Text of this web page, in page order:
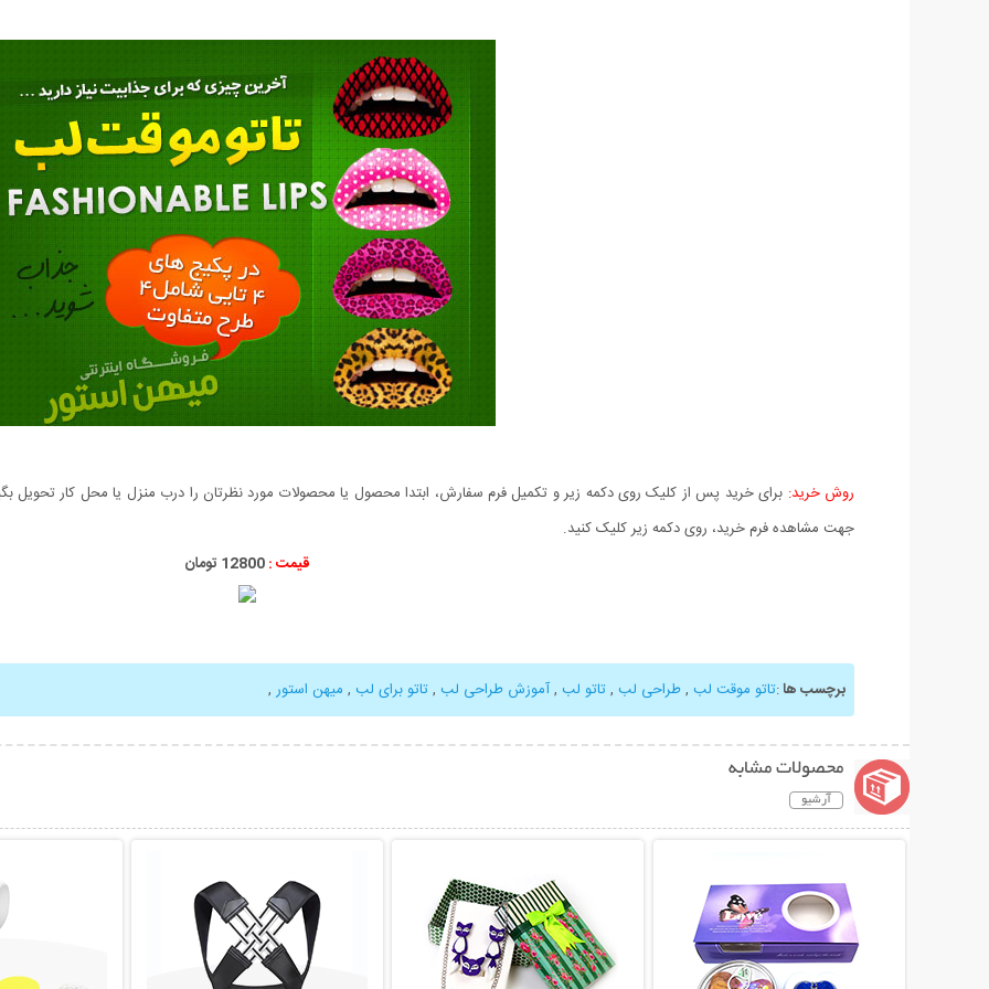
روش خرید: برای خرید پس از کلیک روی دکمه زیر و تکمیل فرم سفارش، ابتدا محصول یا محصولات مورد نظرتان را درب منزل یا محل کار تحویل
جهت مشاهده فرم خرید، روی دکمه زیر کلیک کنید.
قیمت :12800 تومان
برچسب ها:تاتو موقت لب ,طراحی لب , تاتو لب ,آموزش طراحی لب , تاتو برای لب , میهن استور ,
محصولات مشابه
آرشیو